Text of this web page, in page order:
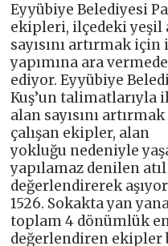
Eyyübiye Belediyesi
ekipleri, ilçedeki yeşil
sayısını artırmak
yapımına ara
ediyor. Eyyübiye
Kuş’un talimatlarıyla
alan sayısını
çalışan ekipler, alan
yokluğu nedeniyle
yapılamaz denilen
değerlendirerek
1526. Sokakta yan
toplam 4 dönümlük
değerlendiren ekipler